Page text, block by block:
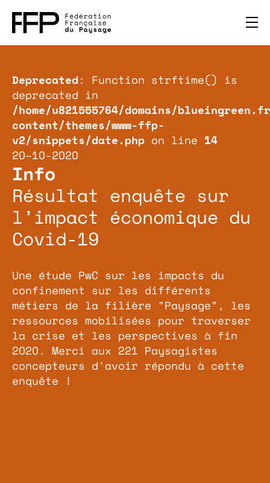
Deprecated: Function strftime() is
deprecated in
/home/u821555764/domains/
content/themes/www-ffp-
v2/snippets/date.php on line 14
20–10-2020
Info
Résultat enquête sur
l’impact économique du
Covid-19
Une étude PwC sur les impacts du
confinement sur les différents
métiers de la filière "Paysage", les
ressources mobilisées pour traverser
la crise et les perspectives à fin
2020. Merci aux 221 Paysagistes
concepteurs d'avoir répondu à cette
enquête !